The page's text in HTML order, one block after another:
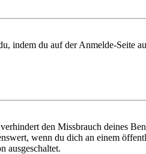
indem du auf der Anmelde-Seite
den Missbrauch deines
wenn du dich an einem
ausgeschaltet.